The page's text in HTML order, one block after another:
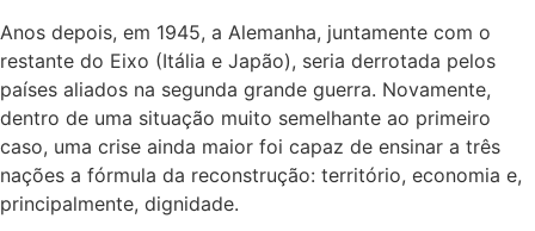
Anos depois, em 1945, a Alemanha, juntamente com o
restante do Eixo (Itália e Japão), seria derrotada pelos
países aliados na segunda grande guerra. Novamente,
dentro de uma situação muito semelhante ao primeiro
caso, uma crise ainda maior foi capaz de ensinar a três
nações a fórmula da reconstrução: território, economia e,
principalmente, dignidade.